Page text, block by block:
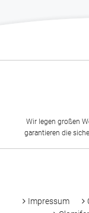
Wir legen großen
garantieren die
Impressum